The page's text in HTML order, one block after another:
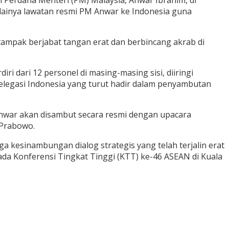
lawatan resmi PM Anwar ke Indonesia guna
berjabat tangan erat dan berbincang akrab di
dari 12 personel di masing-masing sisi, diiringi
Indonesia yang turut hadir dalam penyambutan
akan disambut secara resmi dengan upacara
kesinambungan dialog strategis yang telah terjalin erat
Konferensi Tingkat Tinggi (KTT) ke-46 ASEAN di Kuala